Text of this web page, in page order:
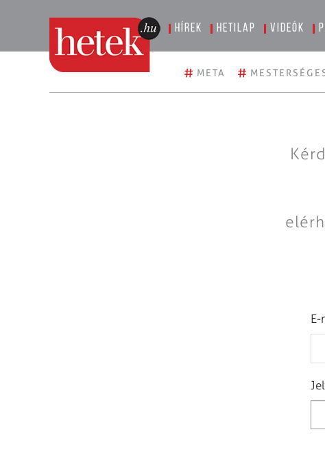
Hírek Hetilap Videók
# META #
E-